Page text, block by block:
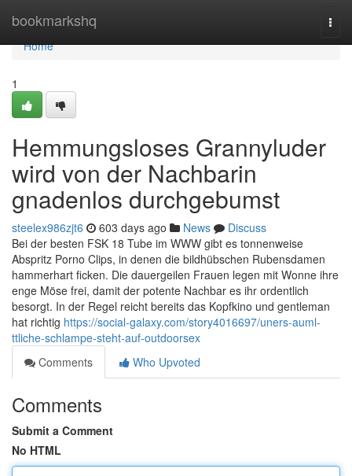
bookmarkshq
Home
Home
1
Hemmungsloses Grannyluder
wird von der Nachbarin
gnadenlos durchgebumst
steelex986zjt6 603 days ago News
Discuss
Bei der besten FSK 18 Tube im WWW gibt es tonnenweise
Abspritz Porno Clips, in denen die bildhübschen Rubensdamen
hammerhart ficken. Die dauergeilen Frauen legen mit Wonne ihre
enge Möse frei, damit der potente Nachbar es ihr ordentlich
besorgt. In der Regel reicht bereits das Kopfkino und gentleman
hat richtig https://social-galaxy.com/story4016697/uners-auml-
ttliche-schlampe-steht-auf-outdoorsex
Comments
Who Upvoted
Comments
Submit a Comment
No HTML